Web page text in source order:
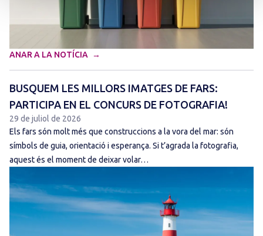
ANAR A LA NOTÍCIA
BUSQUEM LES MILLORS IMATGES DE FARS:
PARTICIPA EN EL CONCURS DE FOTOGRAFIA!
29 de juliol de 2026
Els fars són molt més que construccions a la vora del mar: són
símbols de guia, orientació i esperança. Si t’agrada la fotografia,
aquest és el moment de deixar volar…